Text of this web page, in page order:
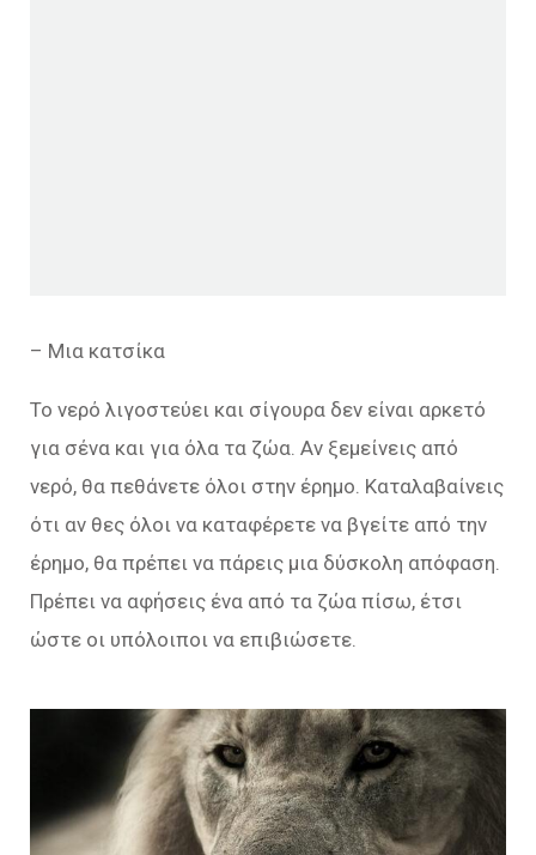
– Μια κατσίκα
Το νερό λιγοστεύει και σίγουρα δεν είναι αρκετό
για σένα και για όλα τα ζώα. Αν ξεμείνεις από
νερό, θα πεθάνετε όλοι στην έρημο. Καταλαβαίνεις
ότι αν θες όλοι να καταφέρετε να βγείτε από την
έρημο, θα πρέπει να πάρεις μια δύσκολη απόφαση.
Πρέπει να αφήσεις ένα από τα ζώα πίσω, έτσι
ώστε οι υπόλοιποι να επιβιώσετε.